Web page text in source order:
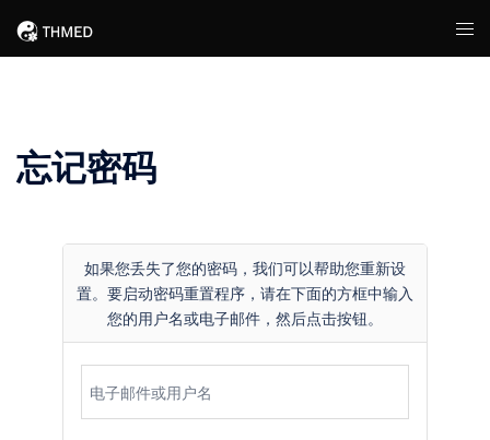
忘记密码
如果您丢失了您的密码，我们可以帮助您重新设
置。要启动密码重置程序，请在下面的方框中输入
您的用户名或电子邮件，然后点击按钮。